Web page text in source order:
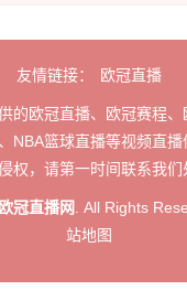
友情链接： 欧冠直播
的欧冠直播、欧冠赛程
NBA篮球直播等视频直播
权，请第一时间联系我们
欧冠直播网 . All Rights
站地图